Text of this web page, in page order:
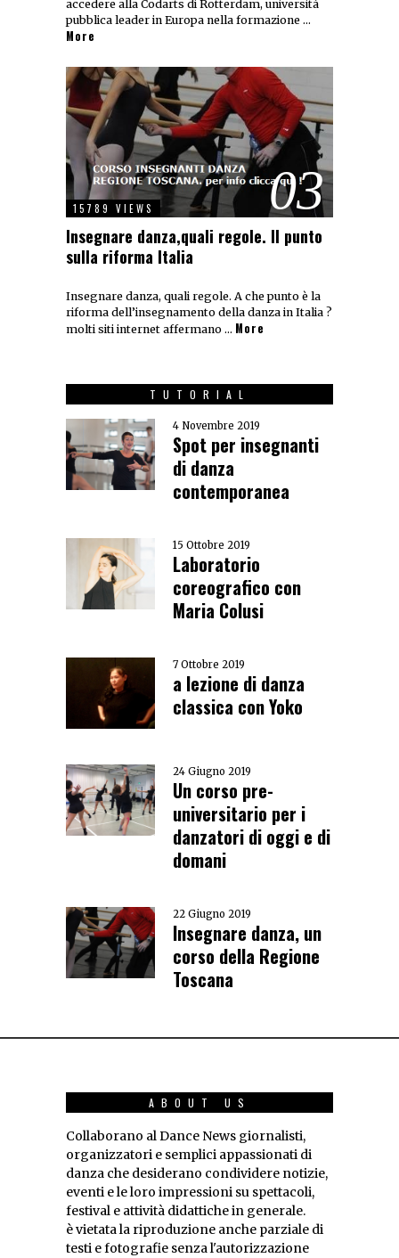
accedere alla Codarts di Rotterdam, università
pubblica leader in Europa nella formazione …
More
03
15789 VIEWS
Insegnare danza,quali regole. Il punto
sulla riforma Italia
Insegnare danza, quali regole. A che punto è la
riforma dell’insegnamento della danza in Italia ?
molti siti internet affermano … More
TUTORIAL
4 Novembre 2019
Spot per insegnanti
di danza
contemporanea
15 Ottobre 2019
Laboratorio
coreografico con
Maria Colusi
7 Ottobre 2019
a lezione di danza
classica con Yoko
24 Giugno 2019
Un corso pre-
universitario per i
danzatori di oggi e di
domani
22 Giugno 2019
Insegnare danza, un
corso della Regione
Toscana
ABOUT US
Collaborano al Dance News giornalisti,
organizzatori e semplici appassionati di
danza che desiderano condividere notizie,
eventi e le loro impressioni su spettacoli,
festival e attività didattiche in generale.
è vietata la riproduzione anche parziale di
testi e fotografie senza l'autorizzazione